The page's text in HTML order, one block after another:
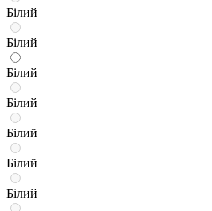
Білий
Білий
Білий
Білий
Білий
Білий
Білий